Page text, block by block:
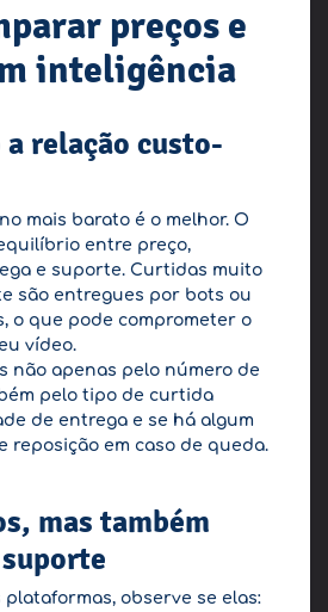
preços e
inteligência
relação custo-
mais barato é o melhor. O
entre preço,
e suporte. Curtidas muito
são entregues por bots ou
o que pode comprometer o
vídeo.
não apenas pelo número de
pelo tipo de curtida
de entrega e se há algum
reposição em caso de queda.
mas também
observe se elas: